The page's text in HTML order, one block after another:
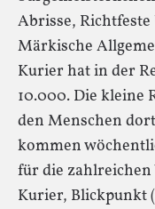
Abrisse, Richtfeste
Märkische
Kurier hat in der
10.000. Die kleine
den Menschen
kommen
für die zahlreichen
Kurier, Blickpunkt